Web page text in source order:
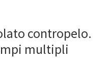
contropelo.
multipli